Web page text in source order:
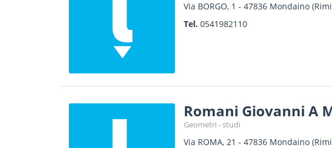
Via BORGO, 1 - 47836 Mondaino
Tel. 0541982110
Romani Giovanni A
Geometri - studi
Via ROMA, 21 - 47836 Mondaino